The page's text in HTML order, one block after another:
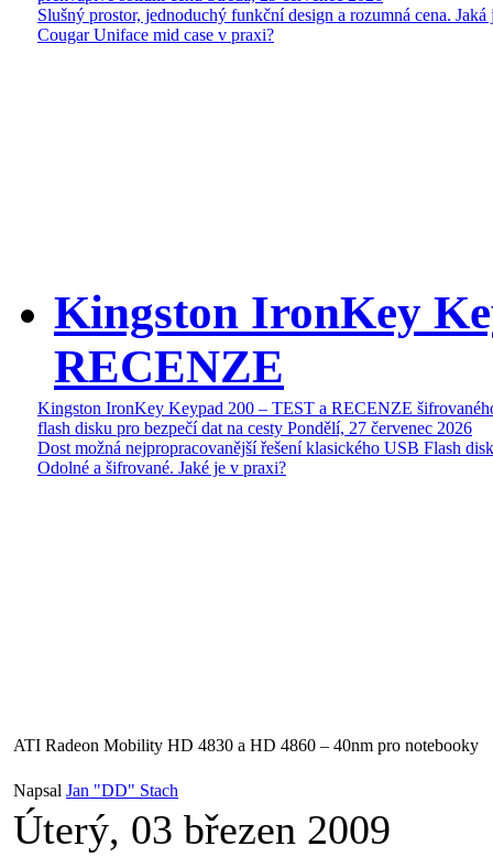
Slušný prostor, jednoduchý funkční design a rozumná cena. Jaká
Cougar Uniface mid case v praxi?
Kingston IronKey
RECENZE
Kingston IronKey Keypad 200 – TEST a RECENZE
flash disku pro bezpečí dat na cesty Pondělí, 27 červenec 2026
Dost možná nejpropracovanější řešení klasického USB Flash
Odolné a šifrované. Jaké je v praxi?
ATI Radeon Mobility HD 4830 a HD 4860 – 40nm pro notebooky
Napsal Jan "DD" Stach
Úterý, 03 březen 2009